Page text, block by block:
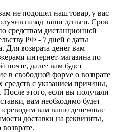
не подошел наш товар, у вас
назад ваши деньги. Срок
средствам дистанционной
РФ - 7 дней с даты
Для возврата денег вам
интернет-магазина по
почте, далее вам будет
в свободной форме о возврате
с указанием причины,
этого, если вы получали
вам необходимо будет
вам ваши денежные
доставки на реквизиты,